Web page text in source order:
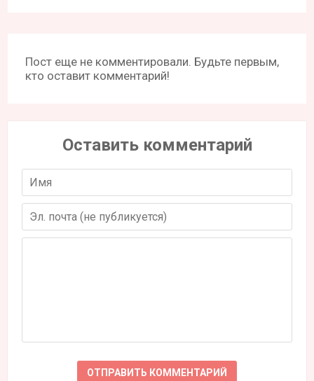
Пост еще не комментировали. Будьте первым,
кто оставит комментарий!
Оставить комментарий